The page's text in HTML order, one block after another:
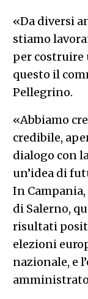
«Da diversi
stiamo
per costruire
questo il
Pellegrino.
«Abbiamo
credibile,
dialogo con
un’idea di
In
di Salerno,
risultati
elezioni
nazionale, e